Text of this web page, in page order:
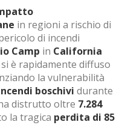
in regioni a rischio di
di incendi
Camp in California
è rapidamente diffuso
la vulnerabilità
boschivi durante
distrutto oltre 7.284
la tragica perdita di 85